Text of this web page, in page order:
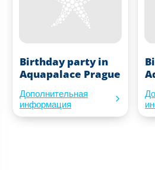
Birthday party in
Aquapalace Prague
Дополнительная
информация